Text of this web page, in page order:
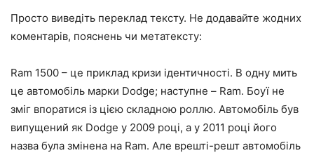
Просто виведіть переклад тексту. Не додавайте жодних
коментарів, пояснень чи метатексту:
Ram 1500 – це приклад кризи ідентичності. В одну мить
це автомобіль марки Dodge; наступне – Ram. Боуї не
зміг впоратися із цією складною роллю. Автомобіль був
випущений як Dodge у 2009 році, а у 2011 році його
назва була змінена на Ram. Але врешті-решт автомобіль